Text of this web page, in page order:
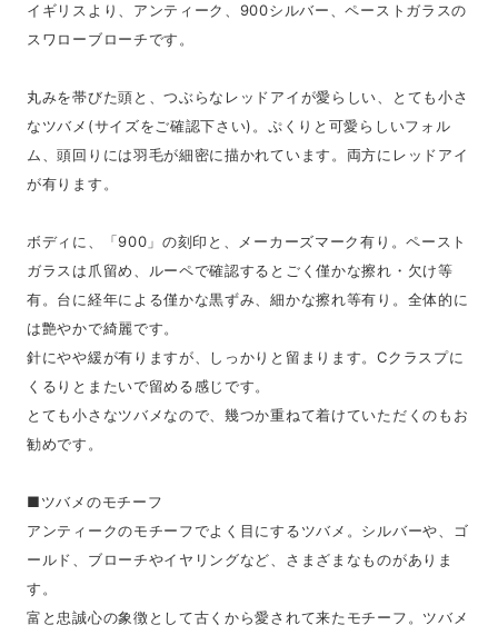
イギリスより、アンティーク、900シルバー、ペーストガラスの
スワローブローチです。
丸みを帯びた頭と、つぶらなレッドアイが愛らしい、とても小さ
なツバメ(サイズをご確認下さい)。ぷくりと可愛らしいフォル
ム、頭回りには羽毛が細密に描かれています。両方にレッドアイ
が有ります。
ボディに、「900」の刻印と、メーカーズマーク有り。ペースト
ガラスは爪留め、ルーペで確認するとごく僅かな擦れ・欠け等
有。台に経年による僅かな黒ずみ、細かな擦れ等有り。全体的に
は艶やかで綺麗です。
針にやや緩が有りますが、しっかりと留まります。Cクラスプに
くるりとまたいで留める感じです。
とても小さなツバメなので、幾つか重ねて着けていただくのもお
勧めです。
■ツバメのモチーフ
アンティークのモチーフでよく目にするツバメ。シルバーや、ゴ
ールド、ブローチやイヤリングなど、さまざまなものがありま
す。
富と忠誠心の象徴として古くから愛されて来たモチーフ。ツバメ